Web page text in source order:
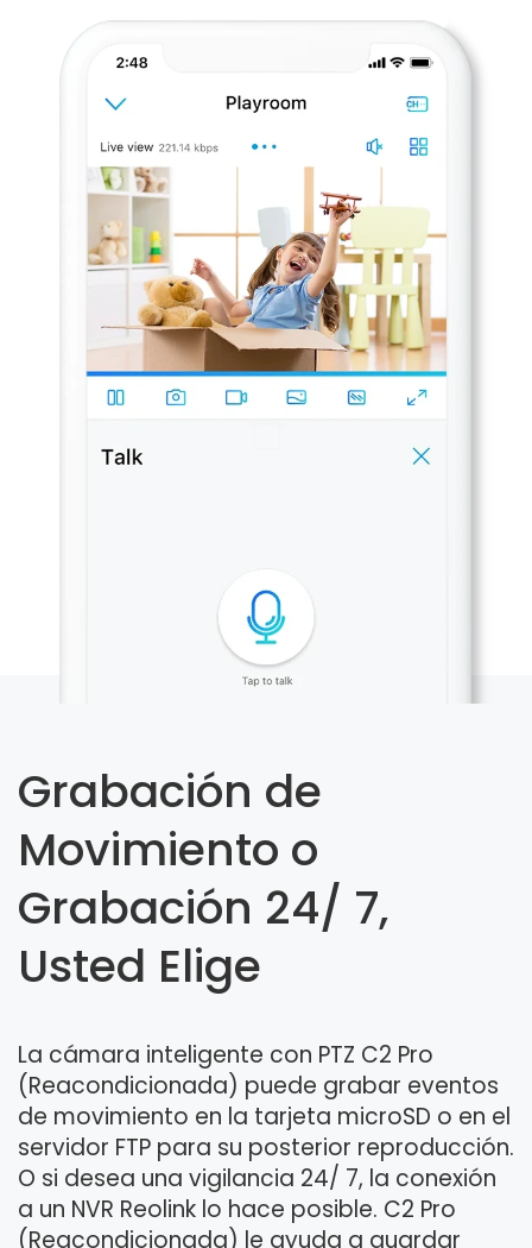
Grabación de
Movimiento o
Grabación 24/ 7,
Usted Elige
La cámara inteligente con PTZ C2 Pro
(Reacondicionada) puede grabar eventos
de movimiento en la tarjeta microSD o en el
servidor FTP para su posterior reproducción.
O si desea una vigilancia 24/ 7, la conexión
a un NVR Reolink lo hace posible. C2 Pro
(Reacondicionada) le ayuda a guardar